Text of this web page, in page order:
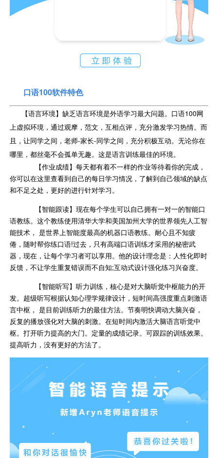
口语100软件特色
【语言环境】缺乏语言环境是外语学习最大问题。口语100网
上虚拟环境，通过观摩，范文，互相点评，充分激发学习热情。而
且，让同学之间，老师-家长-同学之间，充分积极互动。无论你在
哪里，都丝毫不会孤单无趣。这是语言训练最佳的环境。
【作业成绩】每天都有着不一样的作业等待着你的完成，
你可以在这里查看到自己的每日学习情况，了解到自己领域的缺点
和不足之处，更好的进行针对学习。
【智能跟读】现在每个学生可以自己拥有一对一的智能口
语教练。这个教练使用清华大学和美国加州大学的世界领先人工智
能技术， 是世界上智能度最高的机器口语教练。耐心且不知疲
倦，随时帮你练口语!过去，只有高端口语训练才采用的秘密武
器，现在，让每个学习者可以享用。他的设计理念是：人性化即时
反馈，不让学生重复错误而不自知;互动式设计强化练习兴奋度。
【智能听写】听力训练，核心是对大脑听觉中枢能力的开
发。超级听写根据认知心理学规律设计，短时间高强度重点刺激语
言中枢， 是目前训练听力的最佳方法。节奏明快调动大脑兴奋，
反复的播放强化对大脑的刺激。在短时间内激活大脑语言听觉中
枢。打开听力提高的大门。定量的成绩记录。可跟踪的训练效果。
提高听力，没有更好的方法了。